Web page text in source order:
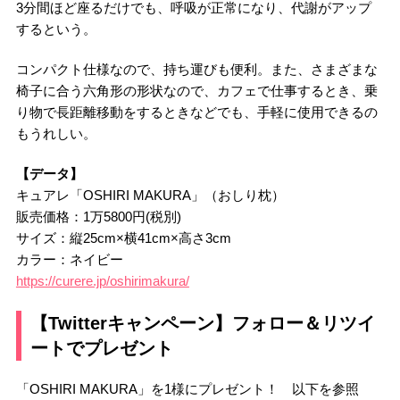
3分間ほど座るだけでも、呼吸が正常になり、代謝がアップ
するという。
コンパクト仕様なので、持ち運びも便利。また、さまざまな
椅子に合う六角形の形状なので、カフェで仕事するとき、乗
り物で長距離移動をするときなどでも、手軽に使用できるの
もうれしい。
【データ】
キュアレ「OSHIRI MAKURA」（おしり枕）
販売価格：1万5800円(税別)
サイズ：縦25cm×横41cm×高さ3cm
カラー：ネイビー
https://curere.jp/oshirimakura/
【Twitterキャンペーン】フォロー＆リツイ
ートでプレゼント
「OSHIRI MAKURA」を1様にプレゼント！ 以下を参照